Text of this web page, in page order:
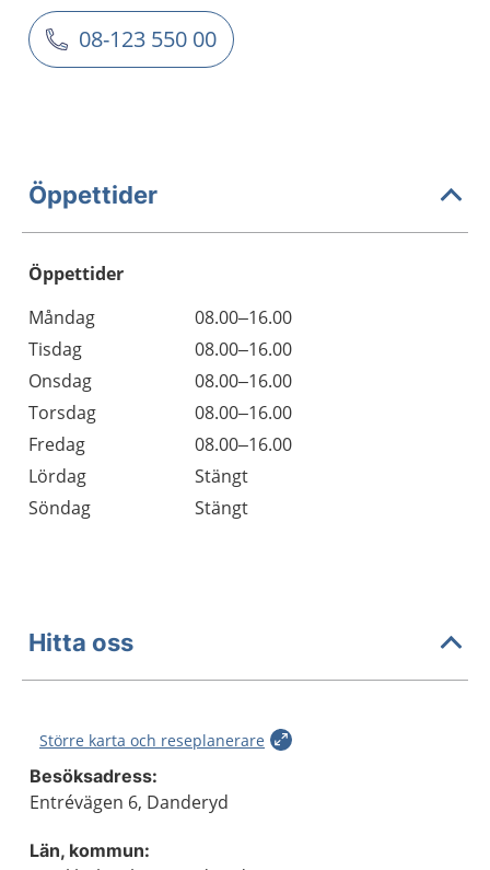
08-123 550 00
Öppettider
Öppettider
Dag
Öppettider
Kommentarer
Måndag
08.00–16.00
Tisdag
08.00–16.00
Onsdag
08.00–16.00
Torsdag
08.00–16.00
Fredag
08.00–16.00
Lördag
Stängt
Söndag
Stängt
Hitta oss
Större karta och reseplanerare
Besöksadress:
Entrévägen 6, Danderyd
Län, kommun: